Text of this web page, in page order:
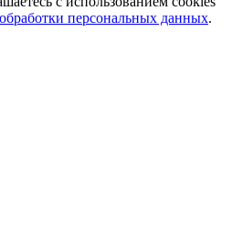
персональных данных.